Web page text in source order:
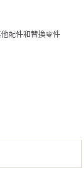
配件和替換零件